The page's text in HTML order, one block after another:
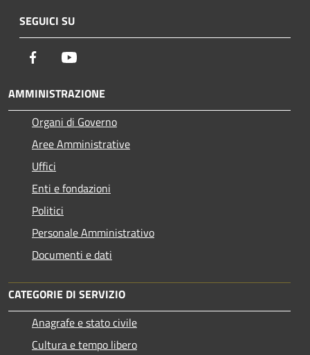
SEGUICI SU
Facebook
AMMINISTRAZIONE
Organi di Governo
Aree Amministrative
Uffici
Enti e fondazioni
Politici
Personale Amministrativo
Documenti e dati
CATEGORIE DI SERVIZIO
Anagrafe e stato civile
Cultura e tempo libero